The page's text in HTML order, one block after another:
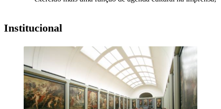
Institucional